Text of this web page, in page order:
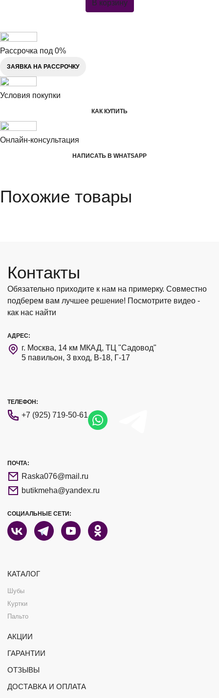
В корзину
Рассрочка под 0%
ЗАЯВКА НА РАССРОЧКУ
Условия покупки
КАК КУПИТЬ
Онлайн-консультация
НАПИСАТЬ В WHATSAPP
Похожие товары
Контакты
Обязательно приходите к нам на примерку. Совместно
подберем вам лучшее решение! Посмотрите видео -
как нас найти
АДРЕС:
г. Москва, 14 км МКАД, ТЦ "Садовод"
5 павильон, 3 вход, В-18, Г-17
ТЕЛЕФОН:
+7 (925) 719-50-61
ПОЧТА:
Raska076@mail.ru
butikmeha@yandex.ru
СОЦИАЛЬНЫЕ СЕТИ:
КАТАЛОГ
Шубы
Куртки
Пальто
АКЦИИ
ГАРАНТИИ
ОТЗЫВЫ
ДОСТАВКА И ОПЛАТА